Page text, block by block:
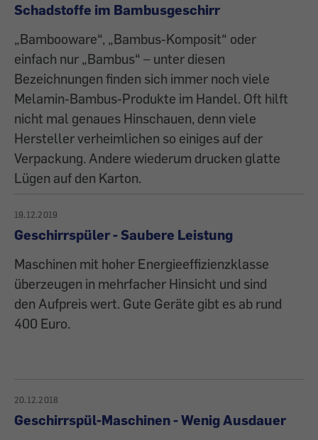
Schadstoffe im Bambusgeschirr
„Bambooware“, „Bambus-Komposit“ oder
einfach nur „Bambus“ – unter diesen
Bezeichnungen finden sich immer noch viele
Melamin-Bambus-Produkte im Handel. Oft hilft
nicht mal genaues Hinschauen, denn viele
Hersteller verheimlichen so einiges auf der
Verpackung. Andere wiederum drucken glatte
Lügen auf den Karton.
19.12.2019
Geschirrspüler - Saubere Leistung
Maschinen mit hoher Energieeffizienzklasse
überzeugen in mehrfacher Hinsicht und sind
den Aufpreis wert. Gute Geräte gibt es ab rund
400 Euro.
20.12.2018
Geschirrspül-Maschinen - Wenig Ausdauer